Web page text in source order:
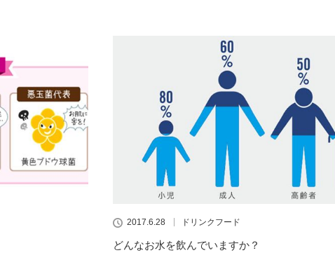
2017.6.28 ドリンクフード
どんなお水を飲んでいますか？